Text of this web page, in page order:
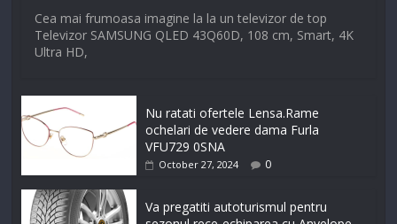
Cea mai frumoasa imagine la la un televizor de top
Televizor SAMSUNG QLED 43Q60D, 108 cm, Smart, 4K
Ultra HD,
Nu ratati ofertele Lensa.Rame
ochelari de vedere dama Furla
VFU729 0SNA
October 27, 2024 0
Va pregatiti autoturismul pentru